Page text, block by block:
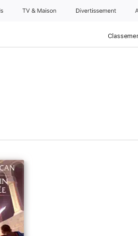
TV & Maison Divertissements